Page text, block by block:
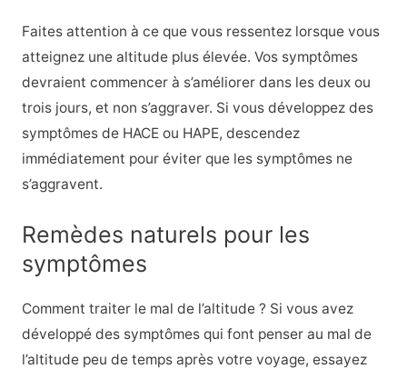
Faites attention à ce que vous ressentez lorsque vous
atteignez une altitude plus élevée. Vos symptômes
devraient commencer à s’améliorer dans les deux ou
trois jours, et non s’aggraver. Si vous développez des
symptômes de HACE ou HAPE, descendez
immédiatement pour éviter que les symptômes ne
s’aggravent.
Remèdes naturels pour les
symptômes
Comment traiter le mal de l’altitude ? Si vous avez
développé des symptômes qui font penser au mal de
l’altitude peu de temps après votre voyage, essayez